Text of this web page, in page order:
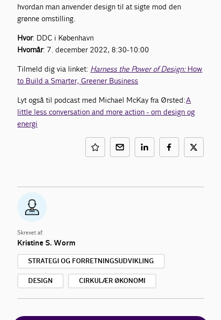
hvordan man anvender design til at sigte mod den
grønne omstilling.
Hvor: DDC i København
Hvornår: 7. december 2022, 8:30-10:00
Tilmeld dig via linket: Harness the Power of Design:How
to Build a Smarter, Greener Business
Lyt også til podcast med Michael McKay fra Ørsted:A
little less conversation and more action - om design og
energi
Skrevet af:
Kristine S. Worm
STRATEGI OG FORRETNINGSUDVIKLING
DESIGN CIRKULÆR ØKONOMI